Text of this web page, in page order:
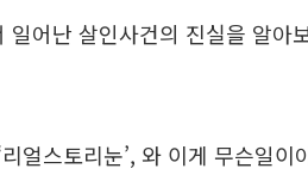
일어난 살인사건의 진실을 알아
얼스토리눈’, 와 이게 무슨일이